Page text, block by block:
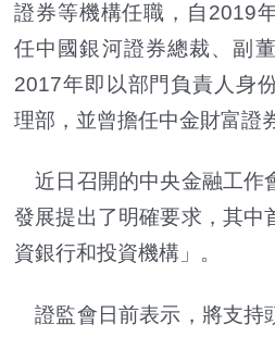
證券等機構任職，自2019
任中國銀河證券總裁、副
2017年即以部門負責人身
理部，並曾擔任中金財富證
近日召開的中央金融工作
發展提出了明確要求，其中
資銀行和投資機構」。
證監會日前表示，將支持